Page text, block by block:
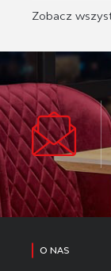
Zobacz
O NAS